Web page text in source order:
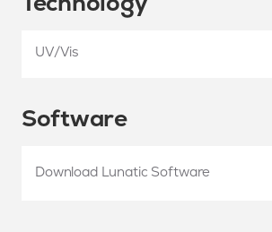
UV/Vis
Software
Download Lunatic Software